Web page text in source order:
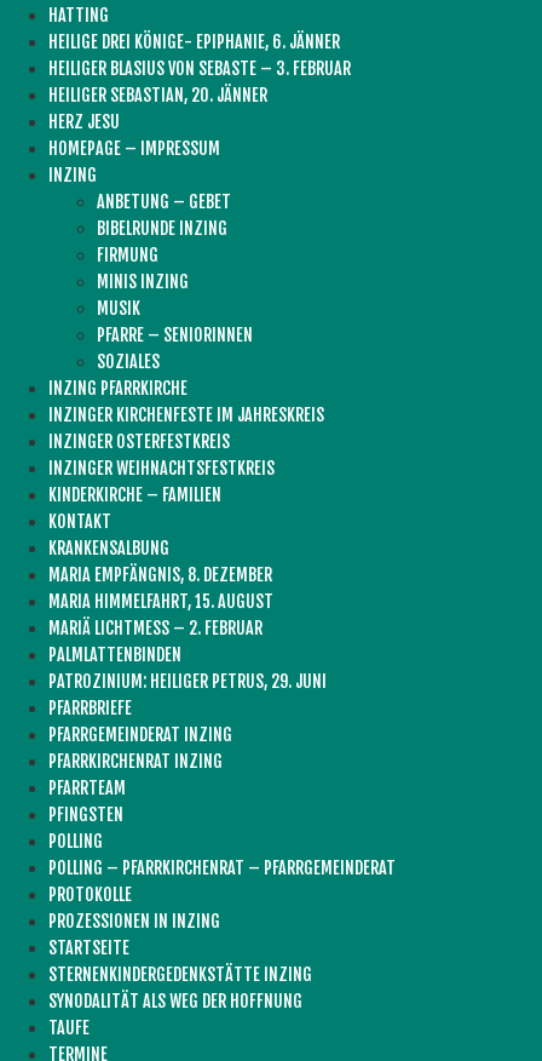
HATTING
HEILIGE DREI KÖNIGE- EPIPHANIE, 6. JÄNNER
HEILIGER BLASIUS VON SEBASTE – 3. FEBRUAR
HEILIGER SEBASTIAN, 20. JÄNNER
HERZ JESU
HOMEPAGE – IMPRESSUM
INZING
ANBETUNG – GEBET
BIBELRUNDE INZING
FIRMUNG
MINIS INZING
MUSIK
PFARRE – SENIORINNEN
SOZIALES
INZING PFARRKIRCHE
INZINGER KIRCHENFESTE IM JAHRESKREIS
INZINGER OSTERFESTKREIS
INZINGER WEIHNACHTSFESTKREIS
KINDERKIRCHE – FAMILIEN
KONTAKT
KRANKENSALBUNG
MARIA EMPFÄNGNIS, 8. DEZEMBER
MARIA HIMMELFAHRT, 15. AUGUST
MARIÄ LICHTMESS – 2. FEBRUAR
PALMLATTENBINDEN
PATROZINIUM: HEILIGER PETRUS, 29. JUNI
PFARRBRIEFE
PFARRGEMEINDERAT INZING
PFARRKIRCHENRAT INZING
PFARRTEAM
PFINGSTEN
POLLING
POLLING – PFARRKIRCHENRAT – PFARRGEMEINDERAT
PROTOKOLLE
PROZESSIONEN IN INZING
STARTSEITE
STERNENKINDERGEDENKSTÄTTE INZING
SYNODALITÄT ALS WEG DER HOFFNUNG
TAUFE
TERMINE